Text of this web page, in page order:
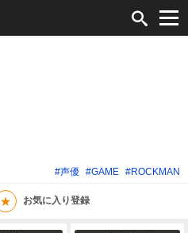
#声優 #GAME #ROCKMAN
★ お気に入り登録